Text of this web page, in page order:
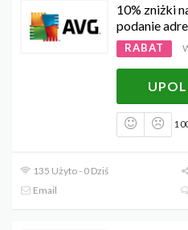
10% zniżki
podanie
RABAT
135 Użyto - 0 Dziś
Email